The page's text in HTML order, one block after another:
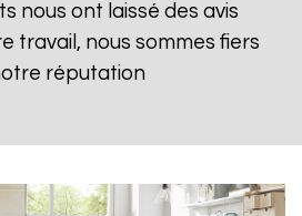
nous ont laissé des avis
travail, nous sommes fiers
réputation